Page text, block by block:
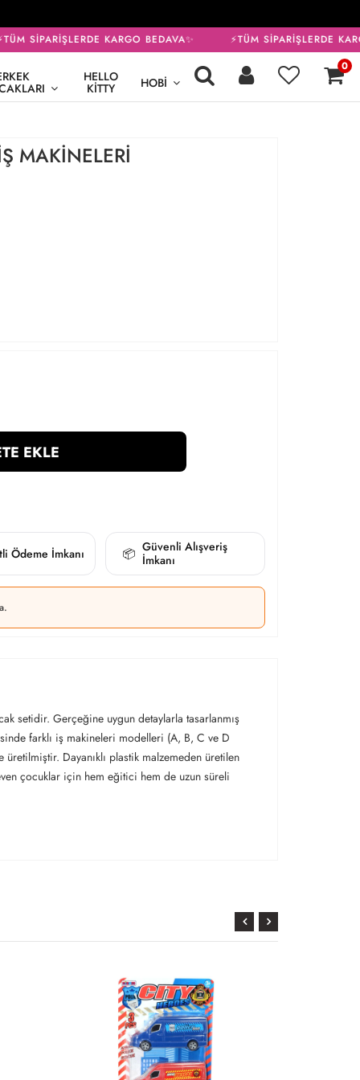
SİPARİŞLERDE KARGO BEDAVA✨ ⚡TÜM SİPARİŞLERDE
HELLO
KITTY HOBI
0
MAKİNELERİ
EKLE
Ödeme İmkanı 📦 Güvenli Alışveriş
İmkanı
setidir. Gerçeğine uygun detaylarla tasarlanmış
farklı iş makineleri modelleri (A, B, C ve D
Dayanıklı plastik malzemeden üretilen
çocuklar için hem eğitici hem de uzun süreli